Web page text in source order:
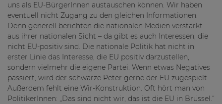
uns als EU-BürgerInnen austauschen können. Wir haben
eventuell nicht Zugang zu den gleichen Informationen.
Denn generell berichten die nationalen Medien verstärkt
aus ihrer nationalen Sicht – da gibt es auch Interessen, die
nicht EU-positiv sind. Die nationale Politik hat nicht in
erster Linie das Interesse, die EU positiv darzustellen,
sondern vielmehr die eigene Partei. Wenn etwas Negatives
passiert, wird der schwarze Peter gerne der EU zugespielt.
Außerdem fehlt eine Wir-Konstruktion. Oft hört man von
PolitikerInnen: „Das sind nicht wir, das ist die EU in Brüssel.“